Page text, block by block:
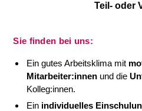
Teil- oder
Sie finden bei uns:
Ein gutes Arbeitsklima mit
Mitarbeiter:innen und die
Kolleg:innen.
Ein individuelles